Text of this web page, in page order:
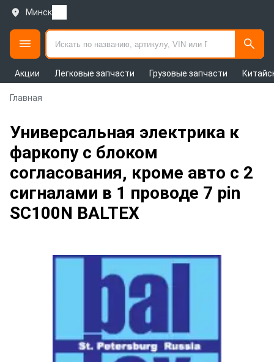
Минск
Акции Легковые запчасти Грузовые запчасти
Главная
Универсальная электрика к
фаркопу с блоком
согласования, кроме авто с 2
сигналами в 1 проводе 7 pin
SC100N BALTEX